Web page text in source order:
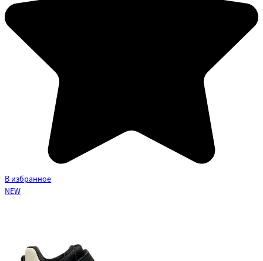
В избранное
NEW